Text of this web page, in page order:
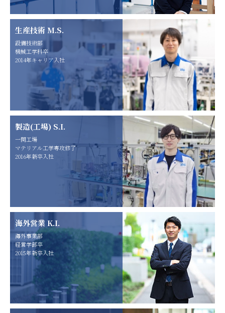
生産技術 M.S.
設備技術部
機械工学科卒
2014年キャリア入社
製造(工場) S.I.
一関工場
マテリアル工学専攻修了
2016年新卒入社
海外営業 K.I.
海外事業部
経営学部卒
2015年新卒入社